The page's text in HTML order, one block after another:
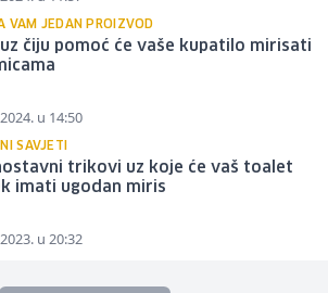
VAM JEDAN PROIZVOD
čiju pomoć će vaše kupatilo mirisati
u 14:50
SAVJETI
trikovi uz koje će vaš toalet
imati ugodan miris
u 20:32